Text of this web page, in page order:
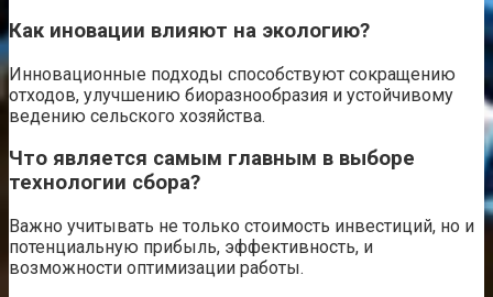
Как иновации влияют на экологию?
Инновационные подходы способствуют сокращению
отходов, улучшению биоразнообразия и устойчивому
ведению сельского хозяйства.
Что является самым главным в выборе
технологии сбора?
Важно учитывать не только стоимость инвестиций, но и
потенциальную прибыль, эффективность, и
возможности оптимизации работы.